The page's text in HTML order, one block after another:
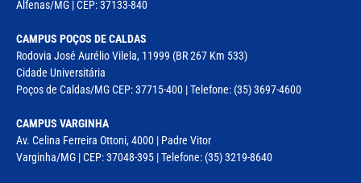
Alfenas/MG | CEP: 37133-840
CAMPUS POÇOS DE CALDAS
Rodovia José Aurélio Vilela, 11999 (BR 267 Km 533)
Cidade Universitária
Poços de Caldas/MG CEP: 37715-400 | Telefone: (35) 3697-4600
CAMPUS VARGINHA
Av. Celina Ferreira Ottoni, 4000 | Padre Vitor
Varginha/MG | CEP: 37048-395 | Telefone: (35) 3219-8640